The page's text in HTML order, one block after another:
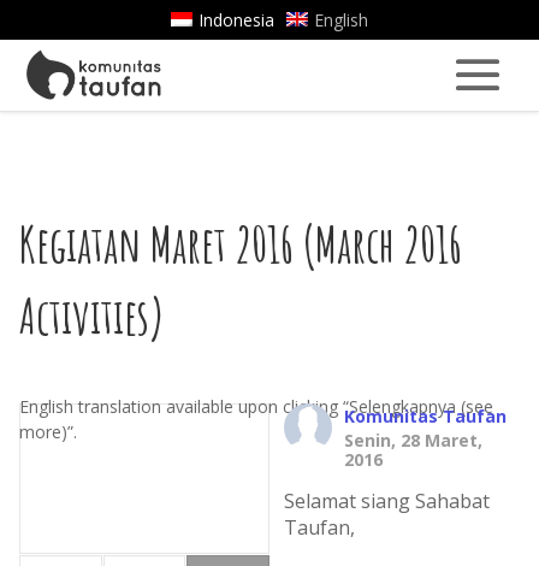
Indonesia English
Kegiatan Maret 2016 (March 2016
Activities)
English translation available upon clicking “Selengkapnya (see
more)”.
Komunitas Taufan
Senin, 28 Maret,
2016
Selamat siang Sahabat
Taufan,